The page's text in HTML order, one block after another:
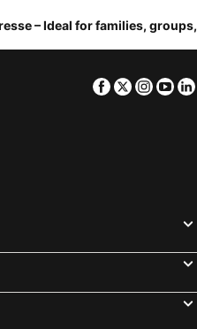
– Ideal for families, groups,
Facebook
Twitter